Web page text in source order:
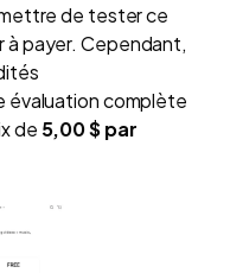
de tester ce
à payer. Cependant,
évaluation complète
de 5,00 $ par